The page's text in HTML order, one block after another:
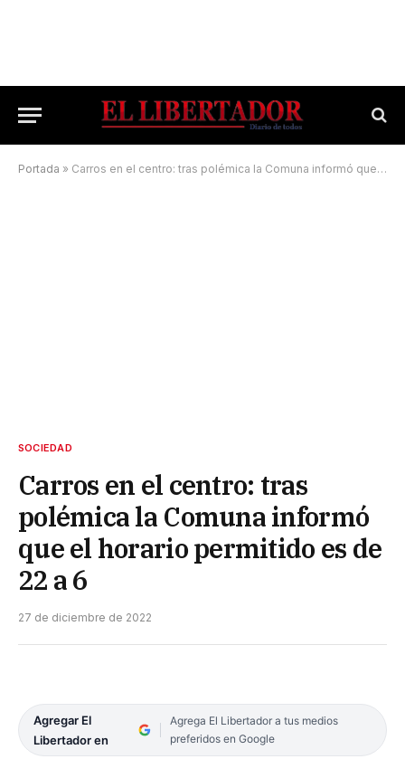
Portada » Carros en el centro: tras polémica la Comuna informó que el horario permitido es de 22 a 6
SOCIEDAD
Carros en el centro: tras
polémica la Comuna informó
que el horario permitido es de
22 a 6
27 de diciembre de 2022
Agregar El
Libertador en
Agrega El Libertador a tus medios
preferidos en Google